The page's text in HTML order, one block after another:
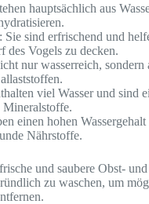
hauptsächlich aus
: Sie sind erfrischend und
des Vogels zu decken.
nur wasserreich, sondern
viel Wasser und sind
einen hohen
Nährstoffe.
und saubere Obst-
zu waschen, um